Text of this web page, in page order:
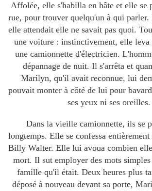
Affolée, elle s'habilla en hâte et elle se
rue, pour trouver quelqu'un à qui parler.
elle attendait elle ne savait pas quoi.
une voiture : instinctivement, elle
une camionnette d'électricien.
dépannage de nuit. Il s'arrêta et
Marilyn, qu'il avait reconnue, lui
pouvait monter à côté de lui pour
ses yeux ni ses oreilles.
Dans la vieille camionnette, ils se
longtemps. Elle se confessa
Billy Walter. Elle lui avoua combien
mort. Il sut employer des mots simples
famille qu'il était. Deux heures plus
déposé à nouveau devant sa porte,